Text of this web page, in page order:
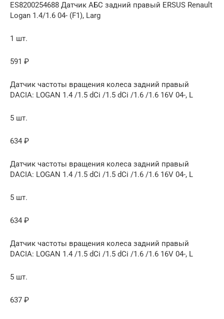
ES8200254688 Датчик АБС задний правый ERSUS Renault
Logan 1.4/1.6 04- (F1), Larg
1 шт.
591 ₽
Датчик частоты вращения колеса задний правый
DACIA: LOGAN 1.4 /1.5 dCi /1.5 dCi /1.6 /1.6 16V 04-, L
5 шт.
634 ₽
Датчик частоты вращения колеса задний правый
DACIA: LOGAN 1.4 /1.5 dCi /1.5 dCi /1.6 /1.6 16V 04-, L
5 шт.
634 ₽
Датчик частоты вращения колеса задний правый
DACIA: LOGAN 1.4 /1.5 dCi /1.5 dCi /1.6 /1.6 16V 04-, L
5 шт.
637 ₽